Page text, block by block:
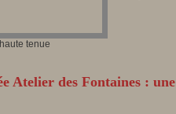
tenue
Atelier des Fontaines :